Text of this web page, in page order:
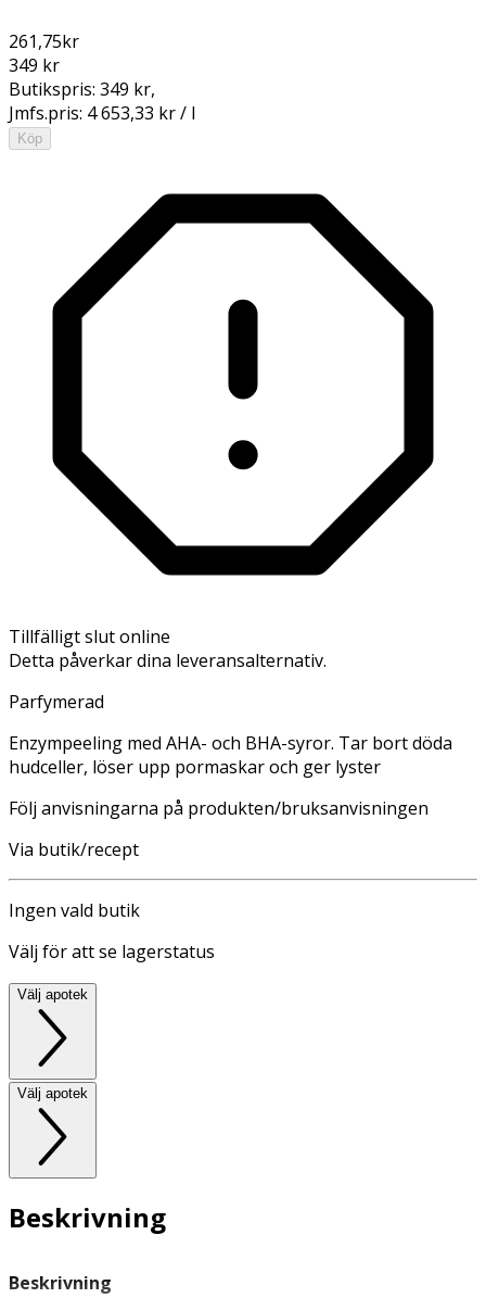
261,75kr
349 kr
Butikspris: 349 kr,
Jmfs.pris: 4 653,33 kr / l
Köp
Tillfälligt slut online
Detta påverkar dina leveransalternativ.
Parfymerad
Enzympeeling med AHA- och BHA-syror. Tar bort döda
hudceller, löser upp pormaskar och ger lyster
Följ anvisningarna på produkten/bruksanvisningen
Via butik/recept
Ingen vald butik
Välj för att se lagerstatus
Välj apotek
Välj apotek
Beskrivning
Beskrivning